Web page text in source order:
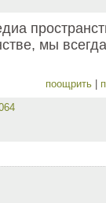
мы всегда
поощрить